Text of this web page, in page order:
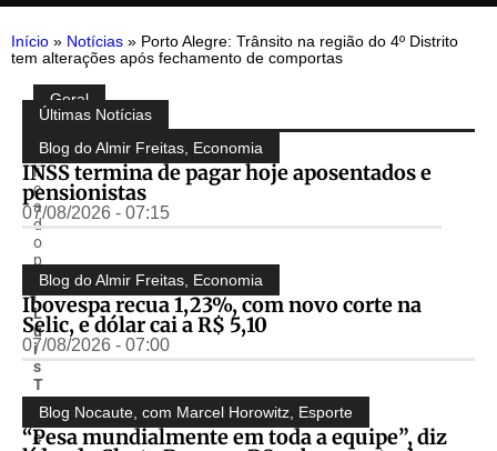
Início » Notícias » Porto Alegre: Trânsito na região do 4º Distrito
tem alterações após fechamento de comportas
Compartilhe:
Geral
P
b
li
c
a
d
o
p
o
r
L
u
i
s
T
o
s
c
Últimas Notícias
Blog do Almir Freitas Economia
INSS termina de pagar hoje aposentados e
pensionistas
07/08/2026 - 07:15
Blog do Almir Freitas Economia
Ibovespa recua 1,23%, com novo corte na
Selic, e dólar cai a R$ 5,10
07/08/2026 - 07:00
Blog Nocaute, com Marcel Horowitz Esporte
“Pesa mundialmente em toda a equipe”, diz